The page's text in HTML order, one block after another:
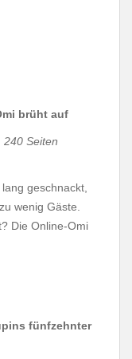
brüht auf
Seiten
geschnackt,
wenig Gäste.
Die Online-Omi
fünfzehnter